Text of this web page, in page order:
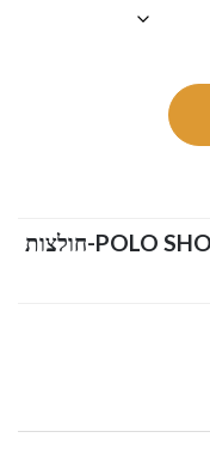
POLO SHORT MEN MONCLER-חולצות